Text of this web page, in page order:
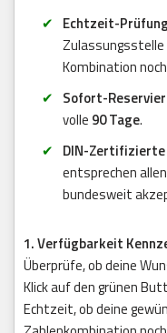
Echtzeit-
Zulassungsstelle
Kombination
Sofort-
volle 90 Tage.
DIN-
entsprechen
bundesweit
1. Verfügbarkeit
Überprüfe, ob deine
Klick auf den grünen
Echtzeit, ob deine